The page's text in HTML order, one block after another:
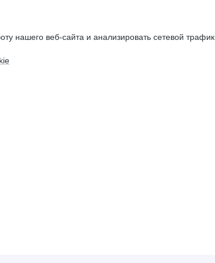
нашего веб-сайта и анализировать сетевой трафик.